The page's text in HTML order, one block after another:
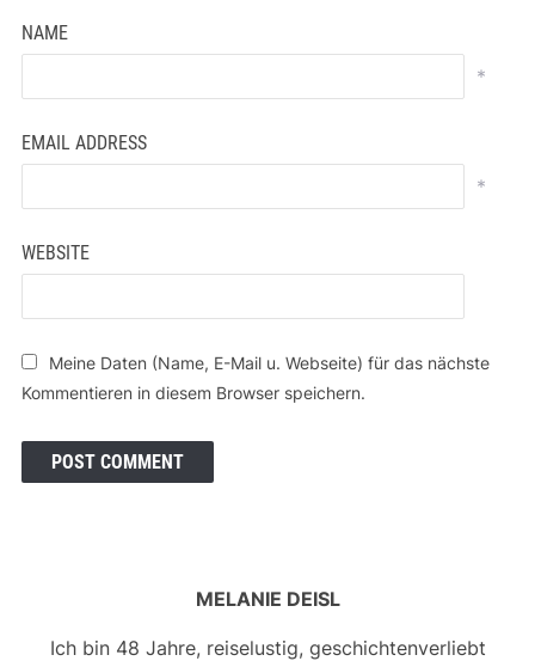
NAME
*
EMAIL ADDRESS
*
WEBSITE
Meine Daten (Name, E-Mail u. Webseite) für das nächste
Kommentieren in diesem Browser speichern.
MELANIE DEISL
Ich bin 48 Jahre, reiselustig, geschichtenverliebt